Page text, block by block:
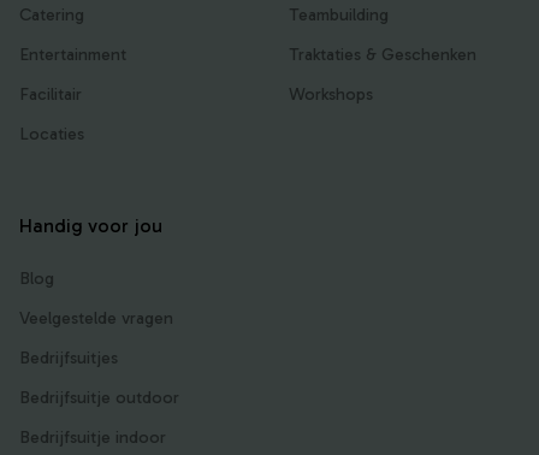
Catering
Entertainment
Facilitair
Locaties
Teambuilding
Traktaties & Geschenken
Workshops
Handig voor jou
Blog
Veelgestelde vragen
Bedrijfsuitjes
Bedrijfsuitje outdoor
Bedrijfsuitje indoor